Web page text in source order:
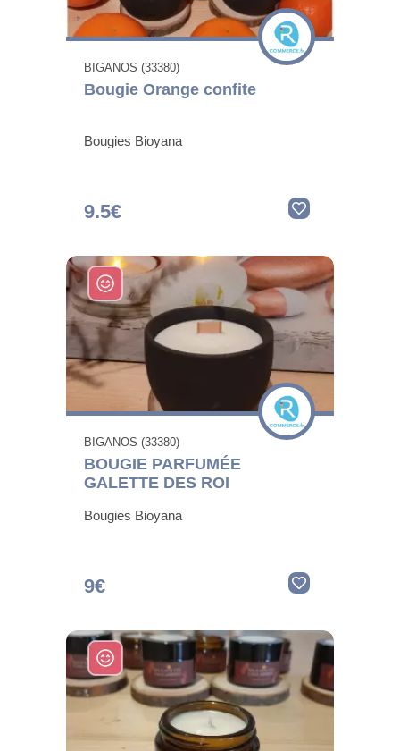
BIGANOS (33380)
Bougie Orange confite
Bougies Bioyana
9.5€
BIGANOS (33380)
BOUGIE PARFUMÉE
GALETTE DES ROI
Bougies Bioyana
9€